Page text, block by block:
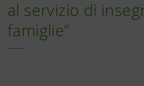
al servizio di
famiglie”